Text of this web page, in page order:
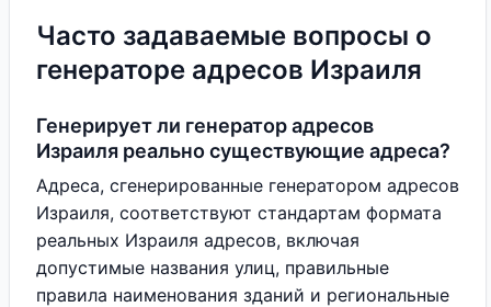
Часто задаваемые вопросы о
генераторе адресов Израиля
Генерирует ли генератор адресов
Израиля реально существующие адреса?
Адреса, сгенерированные генератором адресов
Израиля, соответствуют стандартам формата
реальных Израиля адресов, включая
допустимые названия улиц, правильные
правила наименования зданий и региональные